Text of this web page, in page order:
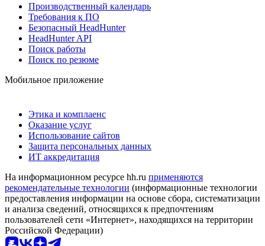
Производственный календарь
Требования к ПО
Безопасный HeadHunter
HeadHunter API
Поиск работы
Поиск по резюме
Мобильное приложение
Этика и комплаенс
Оказание услуг
Использование сайтов
Защита персональных данных
ИТ аккредитация
На информационном ресурсе hh.ru применяются
рекомендательные технологии (информационные технологии
предоставления информации на основе сбора, систематизации
и анализа сведений, относящихся к предпочтениям
пользователей сети «Интернет», находящихся на территории
Российской Федерации)